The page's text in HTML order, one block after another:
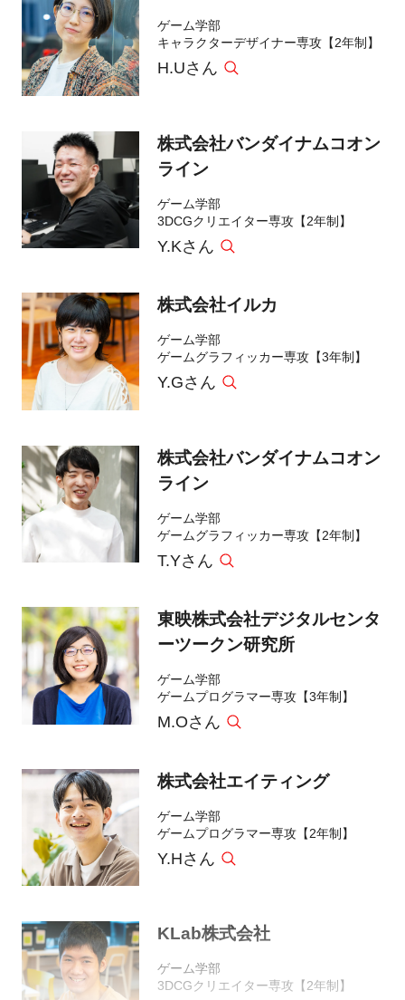
ゲーム学部
キャラクターデザイナー専攻【2年制】
H.Uさん
株式会社バンダイナムコオン
ライン
ゲーム学部
3DCGクリエイター専攻【2年制】
Y.Kさん
株式会社イルカ
ゲーム学部
ゲームグラフィッカー専攻【3年制】
Y.Gさん
株式会社バンダイナムコオン
ライン
ゲーム学部
ゲームグラフィッカー専攻【2年制】
T.Yさん
東映株式会社デジタルセンタ
ーツークン研究所
ゲーム学部
ゲームプログラマー専攻【3年制】
M.Oさん
株式会社エイティング
ゲーム学部
ゲームプログラマー専攻【2年制】
Y.Hさん
KLab株式会社
ゲーム学部
3DCGクリエイター専攻【2年制】